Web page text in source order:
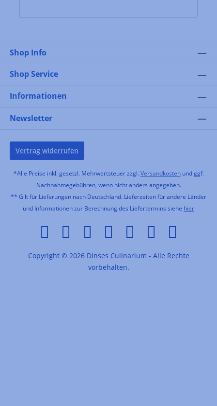
Shop Info
Shop Service
Informationen
Newsletter
Vertrag widerrufen
*Alle Preise inkl. gesetzl. Mehrwertsteuer zzgl. Versandkostenund ggf.
Nachnahmegebühren, wenn nicht anders angegeben.
** Gilt für Lieferungen nach Deutschland. Lieferzeiten für andere Länder
und Informationen zur Berechnung des Liefertermins siehe hier
Copyright © 2026 Dinses Culinarium - Alle Rechte
vorbehalten.